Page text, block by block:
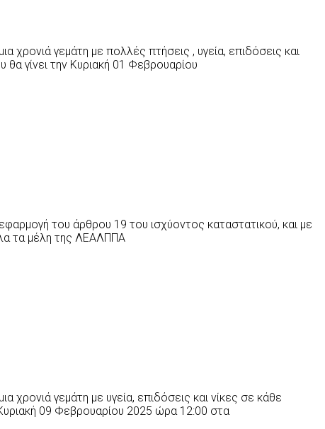
χρονιά γεμάτη με πολλές πτήσεις , υγεία, επιδόσεις και
γίνει την Κυριακή 01 Φεβρουαρίου
του άρθρου 19 του ισχύοντος καταστατικού, και με
τα μέλη της ΛΕΑΛΠΠΑ
χρονιά γεμάτη με υγεία, επιδόσεις και νίκες σε κάθε
09 Φεβρουαρίου 2025 ώρα 12:00 στα